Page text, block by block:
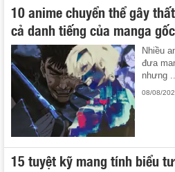
10 anime chuyển thể gây
cả danh tiếng của manga gốc
Nhiều
đưa
nhưng ...
08/08/
15 tuyệt kỹ mang tính biểu